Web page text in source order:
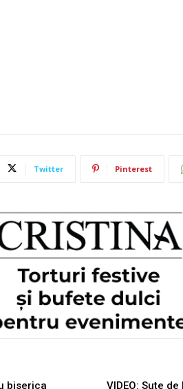
Twitter Pinterest
biserica VIDEO: Sute